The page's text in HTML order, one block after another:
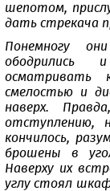
шепотом,
дать стрекача
Понемногу
ободрились
осматривать
смелостью и
наверх.
отступлению,
кончилось,
брошены в
Наверху их
углу стоял